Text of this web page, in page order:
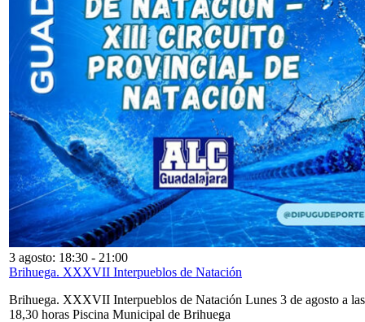
3 agosto: 18:30 - 21:00
Brihuega. XXXVII Interpueblos de Natación
Brihuega. XXXVII Interpueblos de Natación Lunes 3 de agosto a las
18,30 horas Piscina Municipal de Brihuega